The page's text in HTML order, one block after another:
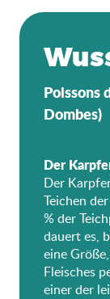
Poissons
Dombes)
Der
Der
Teichen
% der
dauert es,
eine
Fleisches
einer der